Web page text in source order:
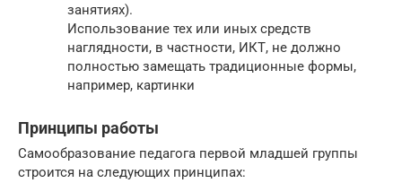
занятиях).
Использование тех или иных средств
наглядности, в частности, ИКТ, не должно
полностью замещать традиционные формы,
например, картинки
Принципы работы
Самообразование педагога первой младшей группы
строится на следующих принципах: